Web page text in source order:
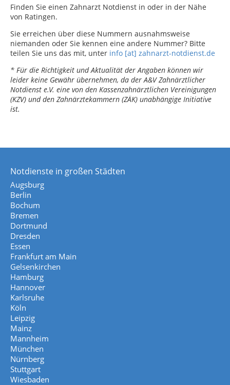
Finden Sie einen Zahnarzt Notdienst in oder in der Nähe
von Ratingen.
Sie erreichen über diese Nummern ausnahmsweise
niemanden oder Sie kennen eine andere Nummer? Bitte
teilen Sie uns das mit, unter info [at] zahnarzt-notdienst.de
* Für die Richtigkeit und Aktualität der Angaben können wir
leider keine Gewähr übernehmen, da der A&V Zahnärztlicher
Notdienst e.V. eine von den Kassenzahnärztlichen Vereinigungen
(KZV) und den Zahnärztekammern (ZÄK) unabhängige Initiative
ist.
Notdienste in großen Städten
Augsburg
Berlin
Bochum
Bremen
Dortmund
Dresden
Essen
Frankfurt am Main
Gelsenkirchen
Hamburg
Hannover
Karlsruhe
Köln
Leipzig
Mainz
Mannheim
München
Nürnberg
Stuttgart
Wiesbaden